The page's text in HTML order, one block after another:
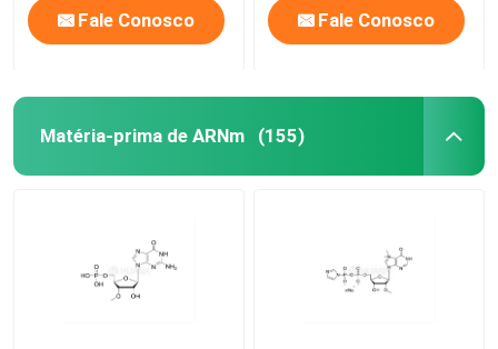
Fale Conosco Fale Conosco
Matéria-prima de ARNm (155)